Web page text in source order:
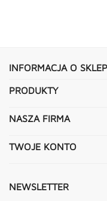
INFORMACJA O
PRODUKTY
NASZA FIRMA
TWOJE KONTO
NEWSLETTER